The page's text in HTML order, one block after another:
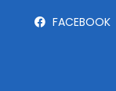
FACEBOOK